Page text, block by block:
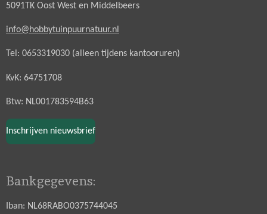
5091TK Oost West en Middelbeers
info@hobbytuinpuurnatuur.nl
Tel: 0653319030 (alleen tijdens kantooruren)
KvK: 64751708
Btw: NL001783594B63
Inschrijven nieuwsbrief
Bankgegevens:
Iban: NL68RABO0375744045